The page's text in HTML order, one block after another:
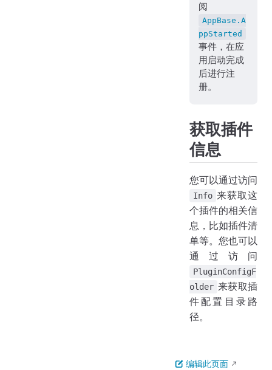
阅
AppBase.A
ppStarted
事件，在应
用启动完成
后进行注
册。
获取插件
信息
您可以通过访问
Info 来获取这
个插件的相关信
息，比如插件清
单等。您也可以
通过访问
PluginConfigF
older 来获取插
件配置目录路
径。
编辑此页面